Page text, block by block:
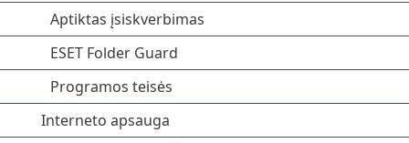
Aptiktas įsiskverbimas
ESET Folder Guard
Programos teisės
Interneto apsauga